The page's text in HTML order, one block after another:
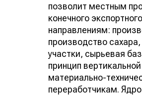
позволит местным
конечного
направлениям:
производство
участки, сырьевая
принцип
материально-
переработчикам.